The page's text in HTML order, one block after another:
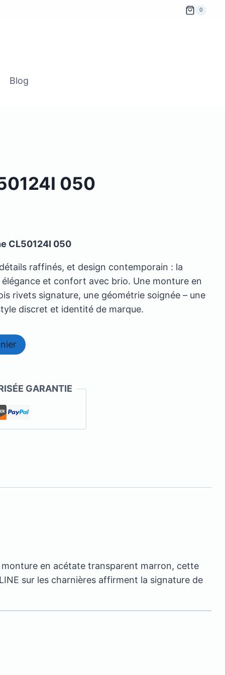
0
Blog
050
CL50124I 050
raffinés, et design contemporain : la
et confort avec brio. Une monture en
rivets signature, une géométrie soignée – une
discret et identité de marque.
GARANTIE
en acétate transparent marron, cette
sur les charnières affirment la signature de